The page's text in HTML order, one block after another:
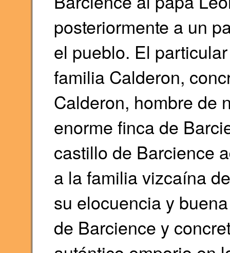
posteriormente a un
el pueblo. El
familia Calderon,
Calderon, hombre de
enorme finca de
castillo de Barcience
a la familia vizcaína
su elocuencia y
de Barcience y